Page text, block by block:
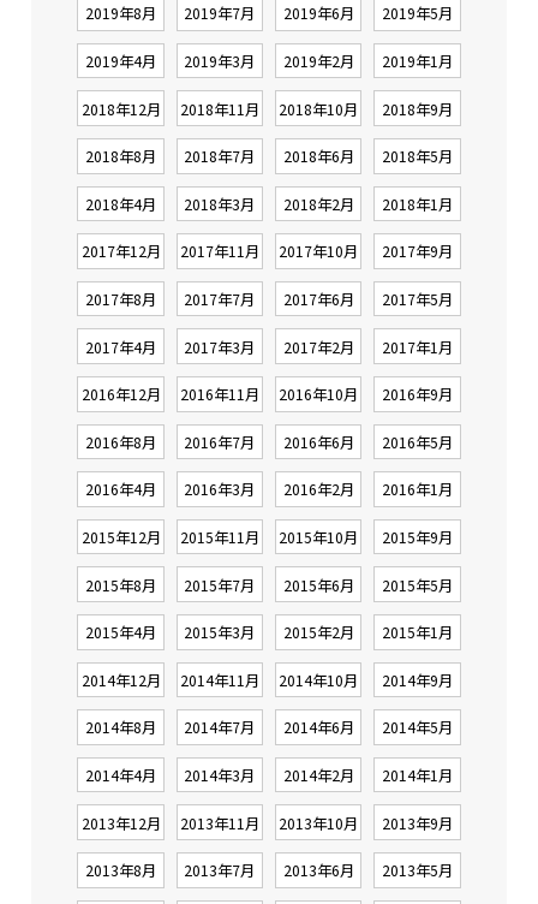
2019年8月 2019年7月 2019年6月 2019年5月
2019年4月 2019年3月 2019年2月 2019年1月
2018年12月 2018年11月 2018年10月 2018年9月
2018年8月 2018年7月 2018年6月 2018年5月
2018年4月 2018年3月 2018年2月 2018年1月
2017年12月 2017年11月 2017年10月 2017年9月
2017年8月 2017年7月 2017年6月 2017年5月
2017年4月 2017年3月 2017年2月 2017年1月
2016年12月 2016年11月 2016年10月 2016年9月
2016年8月 2016年7月 2016年6月 2016年5月
2016年4月 2016年3月 2016年2月 2016年1月
2015年12月 2015年11月 2015年10月 2015年9月
2015年8月 2015年7月 2015年6月 2015年5月
2015年4月 2015年3月 2015年2月 2015年1月
2014年12月 2014年11月 2014年10月 2014年9月
2014年8月 2014年7月 2014年6月 2014年5月
2014年4月 2014年3月 2014年2月 2014年1月
2013年12月 2013年11月 2013年10月 2013年9月
2013年8月 2013年7月 2013年6月 2013年5月